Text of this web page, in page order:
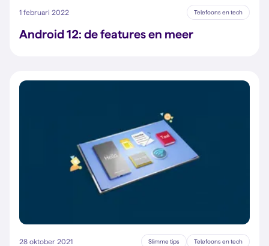
1 februari 2022 Telefoons en tech
Android 12: de features en meer
28 oktober 2021 Slimme tips Telefoons en tech